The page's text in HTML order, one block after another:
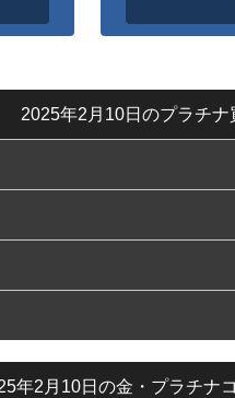
2025年2月10日のプラチナ
年2月10日の金・プラチナ